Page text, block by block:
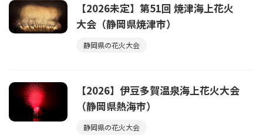
【2026未定】第51回 焼津海上花火
大会（静岡県焼津市）
静岡県の花火大会
【2026】伊豆多賀温泉海上花火大会
（静岡県熱海市）
静岡県の花火大会